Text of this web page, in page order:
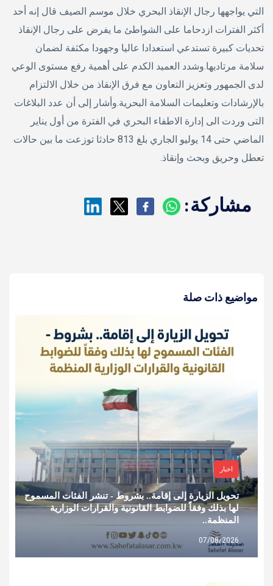
التي يواجهها رجال الإنقاذ البحري خلال موسم الصيف قال إنه أحد
أكثر الفترات ازدحاما على الشواطئ ما يفرض على رجال الإنقاذ
تحديات كبيرة تستدعي استعدادا عاليا وجهودا مكثفة لضمان
سلامة مرتاديها.وشدد العميد الكدم على أهمية رفع مستوى الوعي
لدى الجمهور وتعزيز التعاون مع فرق الإنقاذ من خلال الالتزام
بالإرشادات وتعليمات السلامة البحرية.وأشار إلى أن عدد البلاغات
التى وردت الى إدارة الاطفاء البحري في الفترة من أول يناير
الماضي حتى 14 يوليو الجاري بلغ 813 حادثا توزعت ما بين حالات
تعطل وحريق وبحث وإنقاذ.
مشاركة:
مواضيع ذات صلة
اخبار
تحويل الزيارة إلى إقامة.. بشروط - تنشر الفئات المسموح
لها بذلك وفقاً للضوابط القانونية والقرارات الوزارية
المنظمة..
07/08/2026